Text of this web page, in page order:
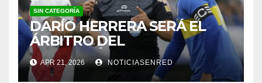
SIN CATEGORÍA
DARÍO HERRERA SERÁ EL
ÁRBITRO DEL
SUPERCLÁSICO EN EL
MONUMENTAL
APR 21, 2026 NOTICIASENRED